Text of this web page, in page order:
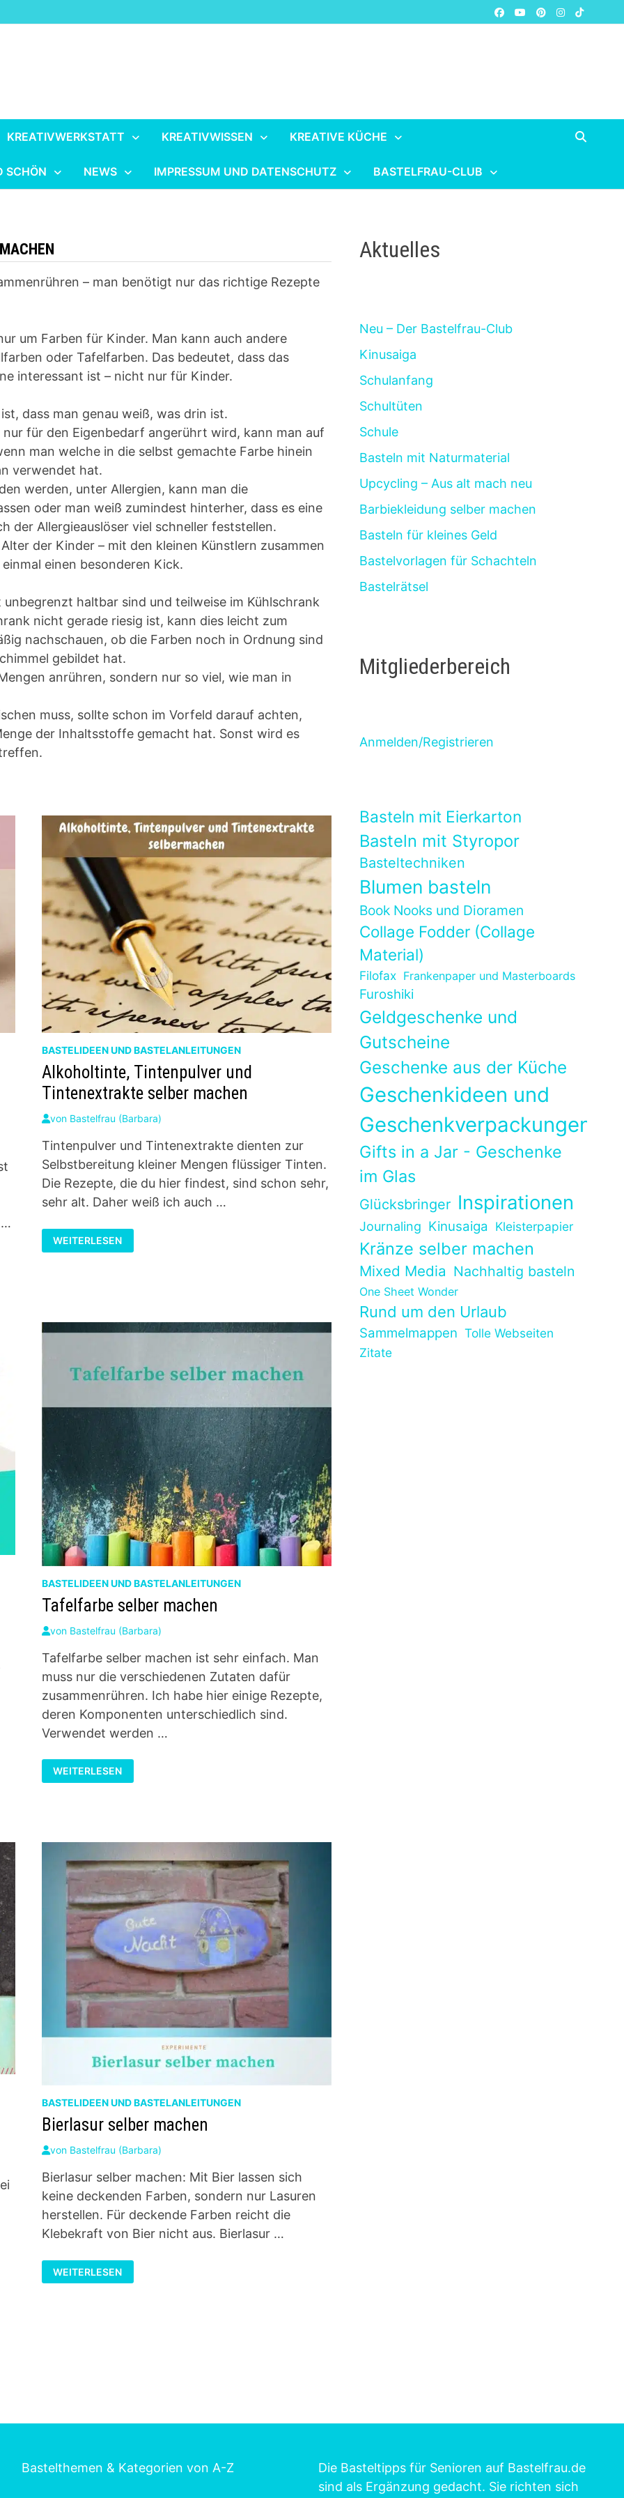
KREATIVWERKSTATT KREATIVWISSEN KREATIVE KÜCHE
SCHÖN NEWS IMPRESSUM UND DATENSCHUTZ BASTELFRAU-CLUB
– man benötigt nur das richtige Rezepte
um Farben für Kinder. Man kann auch andere
oder Tafelfarben. Das bedeutet, dass das
interessant ist – nicht nur für Kinder.
dass man genau weiß, was drin ist.
für den Eigenbedarf angerührt wird, kann man auf
man welche in die selbst gemachte Farbe hinein
verwendet hat.
werden, unter Allergien, kann man die
oder man weiß zumindest hinterher, dass es eine
der Allergieauslöser viel schneller feststellen.
der Kinder – mit den kleinen Künstlern zusammen
einen besonderen Kick.
haltbar sind und teilweise im Kühlschrank
nicht gerade riesig ist, kann dies leicht zum
nachschauen, ob die Farben noch in Ordnung sind
gebildet hat.
anrühren, sondern nur so viel, wie man in
muss, sollte schon im Vorfeld darauf achten,
der Inhaltsstoffe gemacht hat. Sonst wird es
…
BASTELIDEEN UND BASTELANLEITUNGEN
Alkoholtinte, Tintenpulver und
Tintenextrakte selber machen
von Bastelfrau (Barbara)
Tintenpulver und Tintenextrakte dienten zur
Selbstbereitung kleiner Mengen flüssiger Tinten.
Die Rezepte, die du hier findest, sind schon sehr,
sehr alt. Daher weiß ich auch …
ALKOHOLTINTE,
TINTENPULVER
UND
WEITERLESEN
BASTELIDEEN UND BASTELANLEITUNGEN
Tafelfarbe selber machen
von Bastelfrau (Barbara)
Tafelfarbe selber machen ist sehr einfach. Man
muss nur die verschiedenen Zutaten dafür
zusammenrühren. Ich habe hier einige Rezepte,
deren Komponenten unterschiedlich sind.
Verwendet werden …
TAFELFARBE
SELBER
MACHEN
WEITERLESEN
BASTELIDEEN UND BASTELANLEITUNGEN
Bierlasur selber machen
von Bastelfrau (Barbara)
Bierlasur selber machen: Mit Bier lassen sich
keine deckenden Farben, sondern nur Lasuren
herstellen. Für deckende Farben reicht die
Klebekraft von Bier nicht aus. Bierlasur …
BIERLASUR
SELBER
MACHEN
WEITERLESEN
Aktuelles
Neu – Der Bastelfrau-Club
Kinusaiga
Schulanfang
Schultüten
Schule
Basteln mit Naturmaterial
Upcycling – Aus alt mach neu
Barbiekleidung selber machen
Basteln für kleines Geld
Bastelvorlagen für Schachteln
Bastelrätsel
Mitgliederbereich
Anmelden/Registrieren
Basteln mit Eierkarton
Basteln mit Styropor
Basteltechniken
Blumen basteln
Book Nooks und Dioramen
Collage Fodder (Collage
Material)
Filofax Frankenpaper und Masterboards
Furoshiki
Geldgeschenke und
Gutscheine
Geschenke aus der Küche
Geschenkideen und
Geschenkverpackungen
Gifts in a Jar - Geschenke
im Glas
Glücksbringer Inspirationen
Journaling Kinusaiga Kleisterpapier
Kränze selber machen
Mixed Media Nachhaltig basteln
One Sheet Wonder
Rund um den Urlaub
Sammelmappen Tolle Webseiten
Zitate
Bastelthemen & Kategorien von A-Z
Die Basteltipps für Senioren auf Bastelfrau.de
sind als Ergänzung gedacht. Sie richten sich